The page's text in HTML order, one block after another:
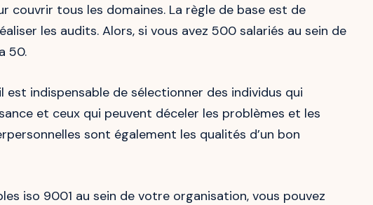
couvrir tous les domaines. La règle de base est de
les audits. Alors, si vous avez 500 salariés au sein de
50.
est indispensable de sélectionner des individus qui
et ceux qui peuvent déceler les problèmes et les
sont également les qualités d’un bon
iso 9001 au sein de votre organisation, vous pouvez